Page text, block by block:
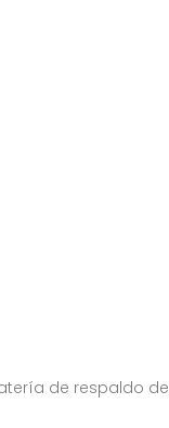
de respaldo de